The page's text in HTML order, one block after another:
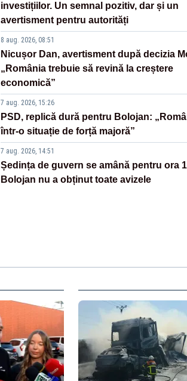
investițiilor. Un semnal pozitiv, dar și un
avertisment pentru autorități
8 aug. 2026, 08:51
Nicușor Dan, avertisment după decizia
„România trebuie să revină la creștere
economică”
7 aug. 2026, 15:26
PSD, replică dură pentru Bolojan:
într-o situație de forță majoră”
7 aug. 2026, 14:51
Ședința de guvern se amână pentru ora
Bolojan nu a obținut toate avizele